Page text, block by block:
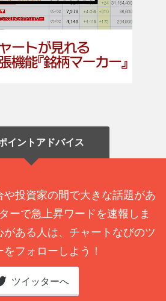
イントアドバイス
投資家の間で大きな話題があ
ーで急上昇ワードを速報しま
ある人は、チャートなびのツ
をフォローしよう！
ツイッターへ